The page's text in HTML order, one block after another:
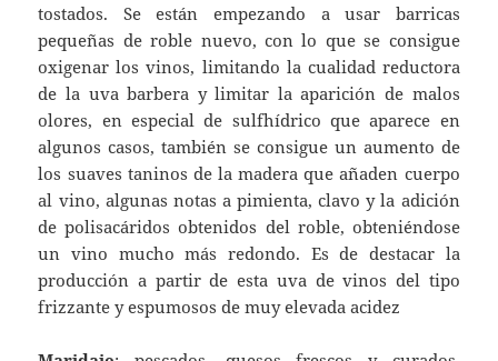
tostados. Se están empezando a usar barricas
pequeñas de roble nuevo, con lo que se consigue
oxigenar los vinos, limitando la cualidad reductora
de la uva barbera y limitar la aparición de malos
olores, en especial de sulfhídrico que aparece en
algunos casos, también se consigue un aumento de
los suaves taninos de la madera que añaden cuerpo
al vino, algunas notas a pimienta, clavo y la adición
de polisacáridos obtenidos del roble, obteniéndose
un vino mucho más redondo. Es de destacar la
producción a partir de esta uva de vinos del tipo
frizzante y espumosos de muy elevada acidez